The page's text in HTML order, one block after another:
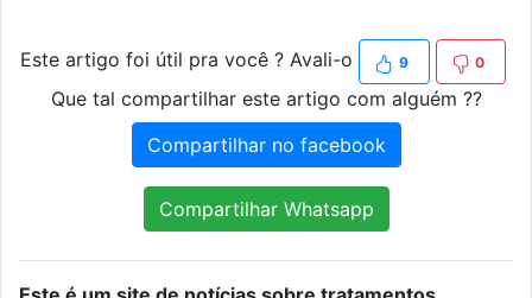
Este artigo foi útil pra você ? Avali-o 9 0
Que tal compartilhar este artigo com alguém ??
Compartilhar no facebook
Compartilhar Whatsapp